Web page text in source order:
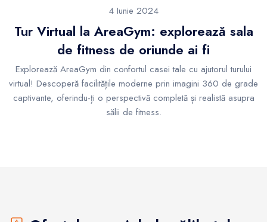
4 Iunie 2024
Tur Virtual la AreaGym: explorează sala
de fitness de oriunde ai fi
Explorează AreaGym din confortul casei tale cu ajutorul turului
virtual! Descoperă facilitățile moderne prin imagini 360 de grade
captivante, oferindu-ți o perspectivă completă și realistă asupra
sălii de fitness.